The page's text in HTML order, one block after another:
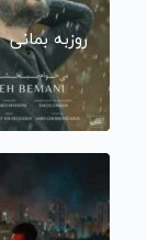
روزبه بمانی